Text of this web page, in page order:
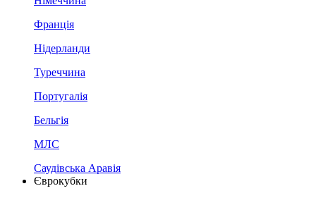
Франція
Нідерланди
Туреччина
Португалія
Бельгія
МЛС
Саудівська Аравія
Єврокубки